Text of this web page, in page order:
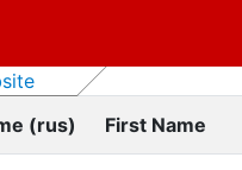
(rus) First Name